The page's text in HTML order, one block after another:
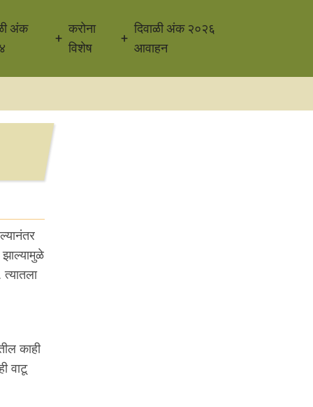
अंक
करोना
विशेष
दिवाळी अंक २०२६
आवाहन
काही
वाटू